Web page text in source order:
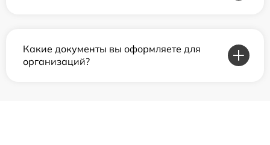
Какие документы вы оформляете для
организаций?